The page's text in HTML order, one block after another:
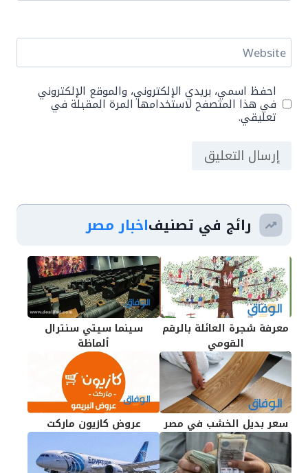
Website
احفظ اسمي، بريدي الإلكتروني، والموقع الإلكتروني
في هذا المتصفح لاستخدامها المرة المقبلة في
تعليقي.
رائج في تصنيفاخبار مصر
معرفة شجرة العائلة بالرقم
القومي
سينما سيتي سنترال
ألماظة
سعر بديل الخشب في مصر عروض كازيون ماركت